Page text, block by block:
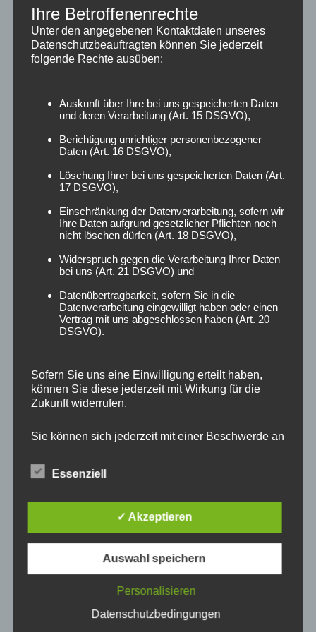
Ähnliche Produkte
Engel der Weisheit
In den Warenkorb
350,00€
In den Warenkorb
250,00€
In den Warenkorb
150,00€
Weiterlesen
Ihre Betroffenenrechte
Unter den angegebenen Kontaktdaten unseres
Datenschutzbeauftragten können Sie jederzeit
folgende Rechte ausüben:
Auskunft über Ihre bei uns gespeicherten Daten
und deren Verarbeitung (Art. 15 DSGVO),
Berichtigung unrichtiger personenbezogener
Daten (Art. 16 DSGVO),
Löschung Ihrer bei uns gespeicherten Daten (Art.
17 DSGVO),
Einschränkung der Datenverarbeitung, sofern wir
Ihre Daten aufgrund gesetzlicher Pflichten noch
nicht löschen dürfen (Art. 18 DSGVO),
Widerspruch gegen die Verarbeitung Ihrer Daten
bei uns (Art. 21 DSGVO) und
Datenübertragbarkeit, sofern Sie in die
Datenverarbeitung eingewilligt haben oder einen
Vertrag mit uns abgeschlossen haben (Art. 20
DSGVO).
Sofern Sie uns eine Einwilligung erteilt haben,
können Sie diese jederzeit mit Wirkung für die
Zukunft widerrufen.
Sie können sich jederzeit mit einer Beschwerde an
zuständige Aufsichtsbehörde des Bundeslands
Ihres Wohnsitzes oder an die für uns als
Eine Liste der Aufsichtsbehörden (für den
https://www.bfdi.bund.de/DE/Infothek/Anschriften_
Erfassung allgemeiner Informationen beim Besuch
Essenziell
✓ Akzeptieren
Auswahl speichern
Personalisieren
Datenschutzbedingungen